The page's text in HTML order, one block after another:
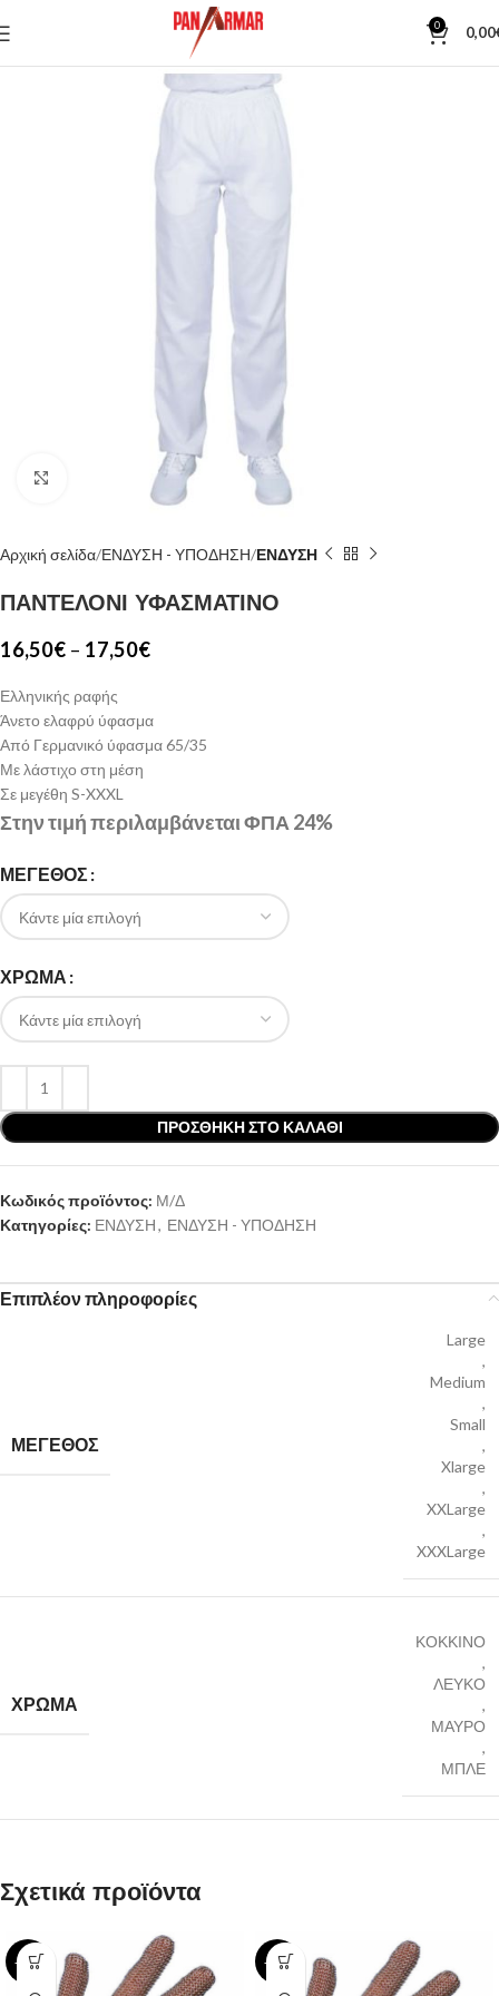
0 0,00
Κλίκ για μεγέθυνση
Αρχική σελίδα ΕΝΔΥΣΗ - ΥΠΟΔΗΣΗ ΕΝΔΥΣΗ
ΠΑΝΤΕΛΟΝΙ ΥΦΑΣΜΑΤΙΝΟ
16,50€ – 17,50€
Ελληνικής ραφής
Άνετο ελαφρύ ύφασμα
Από Γερμανικό ύφασμα 65/35
Με λάστιχο στη μέση
Σε μεγέθη S-XXXL
Στην τιμή περιλαμβάνεται ΦΠΑ 24%
ΜΕΓΕΘΟΣ
ΧΡΩΜΑ
ΠΡΟΣΘΉΚΗ ΣΤΟ ΚΑΛΆΘΙ
Κωδικός προϊόντος: Μ/Δ
Κατηγορίες: ΕΝΔΥΣΗ, ΕΝΔΥΣΗ - ΥΠΟΔΗΣΗ
Επιπλέον πληροφορίες
ΜΕΓΕΘΟΣ
Large
,
Medium
,
Small
,
Xlarge
,
XXLarge
,
XXXLarge
ΧΡΩΜΑ
ΚΟΚΚΙΝΟ
,
ΛΕΥΚΟ
,
ΜΑΥΡΟ
,
ΜΠΛΕ
Σχετικά προϊόντα
-14% -14%